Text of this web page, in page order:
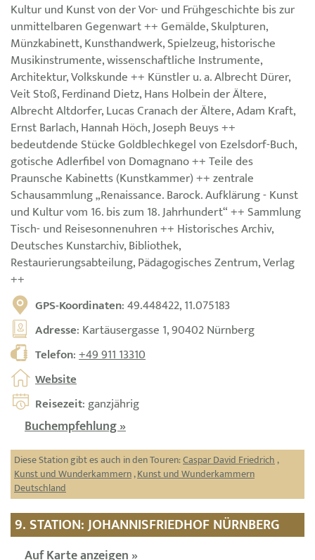
Kultur und Kunst von der Vor- und Frühgeschichte bis zur
unmittelbaren Gegenwart ++ Gemälde, Skulpturen,
Münzkabinett, Kunsthandwerk, Spielzeug, historische
Musikinstrumente, wissenschaftliche Instrumente,
Architektur, Volkskunde ++ Künstler u. a. Albrecht Dürer,
Veit Stoß, Ferdinand Dietz, Hans Holbein der Ältere,
Albrecht Altdorfer, Lucas Cranach der Ältere, Adam Kraft,
Ernst Barlach, Hannah Höch, Joseph Beuys ++
bedeutdende Stücke Goldblechkegel von Ezelsdorf-Buch,
gotische Adlerfibel von Domagnano ++ Teile des
Praunsche Kabinetts (Kunstkammer) ++ zentrale
Schausammlung „Renaissance. Barock. Aufklärung - Kunst
und Kultur vom 16. bis zum 18. Jahrhundert“ ++ Sammlung
Tisch- und Reisesonnenuhren ++ Historisches Archiv,
Deutsches Kunstarchiv, Bibliothek,
Restaurierungsabteilung, Pädagogisches Zentrum, Verlag
++
GPS-Koordinaten: 49.448422, 11.075183
Adresse: Kartäusergasse 1, 90402 Nürnberg
Telefon:+49 911 13310
Website
Reisezeit: ganzjährig
Buchempfehlung »
Diese Station gibt es auch in den Touren:Caspar David Friedrich,
Kunst und Wunderkammern,Kunst und Wunderkammern
Deutschland
9. STATION: JOHANNISFRIEDHOF NÜRNBERG